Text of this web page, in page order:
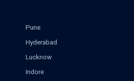
Pune
Hyderabad
Lucknow
Indore